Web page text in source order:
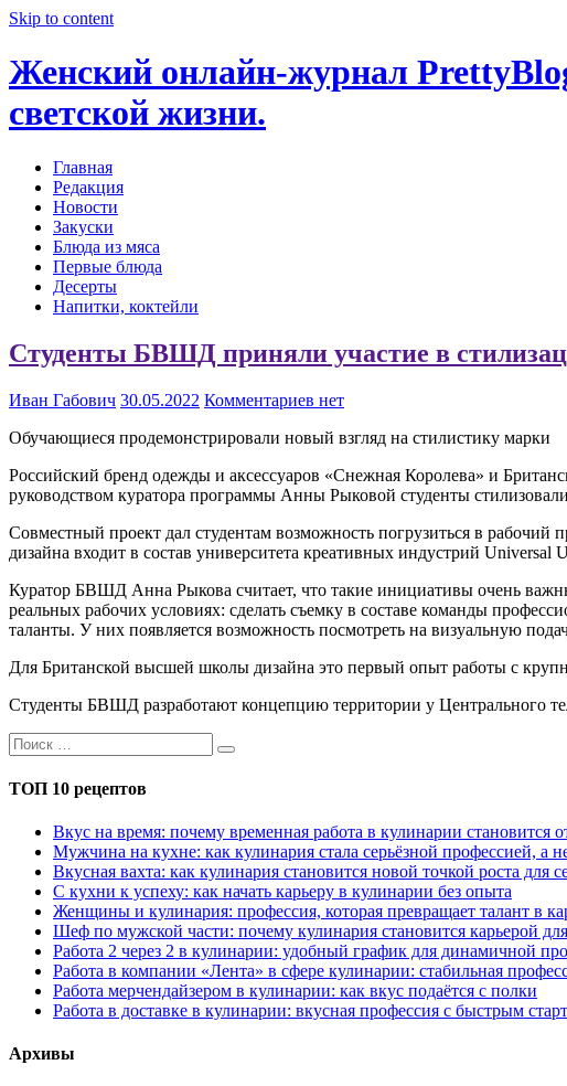
Skip to content
Женский онлайн-журнал
светской жизни.
Главная
Редакция
Новости
Закуски
Блюда из мяса
Первые блюда
Десерты
Напитки, коктейли
Студенты БВШД приняли участие в
Иван Габович 30.05.2022 Комментариев нет
Обучающиеся продемонстрировали новый взгляд на стилистику марки
Российский бренд одежды и аксессуаров «Снежная Королева» и
руководством куратора программы Анны Рыковой студенты
Совместный проект дал студентам возможность погрузиться в
дизайна входит в состав университета креативных индустрий
Куратор БВШД Анна Рыкова считает, что такие инициативы очень
реальных рабочих условиях: сделать съемку в составе команды
таланты. У них появляется возможность посмотреть на визуальную
Для Британской высшей школы дизайна это первый опыт работы с
Студенты БВШД разработают концепцию территории у Центрального
ТОП 10 рецептов
Вкус на время: почему временная работа в кулинарии
Мужчина на кухне: как кулинария стала серьёзной профессией, а
Вкусная вахта: как кулинария становится новой точкой роста для
С кухни к успеху: как начать карьеру в кулинарии без опыта
Женщины и кулинария: профессия, которая превращает талант в
Шеф по мужской части: почему кулинария становится карьерой
Работа 2 через 2 в кулинарии: удобный график для динамичной
Работа в компании «Лента» в сфере кулинарии: стабильная
Работа мерчендайзером в кулинарии: как вкус подаётся с полки
Работа в доставке в кулинарии: вкусная профессия с быстрым
Архивы